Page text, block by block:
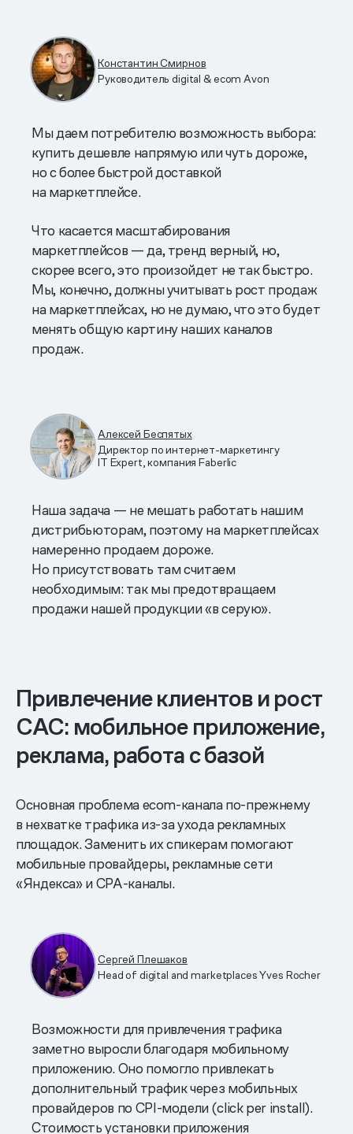
Константин Смирнов
Руководитель digital & ecom Avon
Мы даем потребителю возможность выбора:
купить дешевле напрямую или чуть дороже,
но с более быстрой доставкой
на маркетплейсе.
Что касается масштабирования
маркетплейсов — да, тренд верный, но,
скорее всего, это произойдет не так быстро.
Мы, конечно, должны учитывать рост продаж
на маркетплейсах, но не думаю, что это будет
менять общую картину наших каналов
продаж.
Алексей Беспятых
Директор по интернет-маркетингу
IT Expert, компания Faberlic
Наша задача — не мешать работать нашим
дистрибьюторам, поэтому на маркетплейсах
намеренно продаем дороже.
Но присутствовать там считаем
необходимым: так мы предотвращаем
продажи нашей продукции «в серую».
Привлечение клиентов и рост
САС: мобильное приложение,
реклама, работа с базой
Основная проблема еcom-канала по-прежнему
в нехватке трафика из-за ухода рекламных
площадок. Заменить их спикерам помогают
мобильные провайдеры, рекламные сети
«Яндекса» и CPA-каналы.
Сергей Плешаков
Head of digital and marketplaces Yves Rocher
Возможности для привлечения трафика
заметно выросли благодаря мобильному
приложению. Оно помогло привлекать
дополнительный трафик через мобильных
провайдеров по CPI-модели (click per install).
Стоимость установки приложения